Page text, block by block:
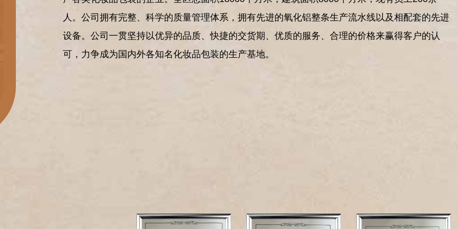
人。公司拥有完整、科学的质量管理体系，拥有先进的氧化铝整条生产流水线以及相配套的先进
设备。公司一贯坚持以优异的品质、快捷的交货期、优质的服务、合理的价格来赢得客户的认
可，力争成为国内外各知名化妆品包装的生产基地。